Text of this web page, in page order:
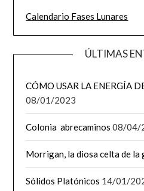
Calendario Fases Lunares
ÚLTIMAS
CÓMO USAR LA ENERGÍA
08/01/2023
Colonia abrecaminos 08/04/
Morrigan, la diosa celta de la
Sólidos Platónicos 14/01/